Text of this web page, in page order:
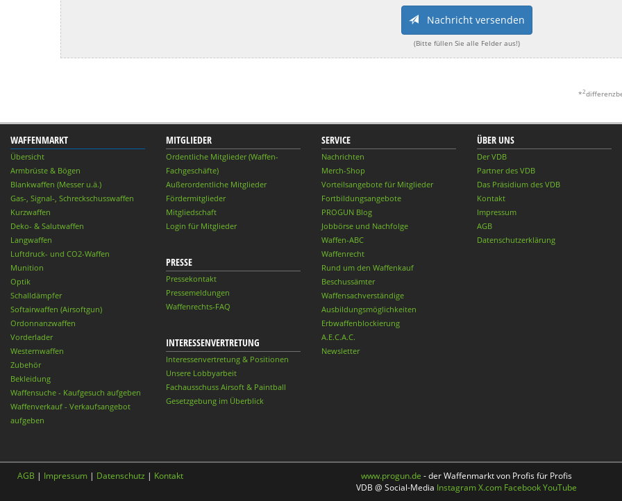
Nachricht versenden
(Bitte füllen Sie alle Felder aus!)
*2
WAFFENMARKT
Übersicht
Armbrüste & Bögen
Blankwaffen (Messer u.ä.)
Gas-, Signal-, Schreckschusswaffen
Kurzwaffen
Deko- & Salutwaffen
Langwaffen
Luftdruck- und CO2-Waffen
Munition
Optik
Schalldämpfer
Softairwaffen (Airsoftgun)
Ordonnanzwaffen
Vorderlader
Westernwaffen
Zubehör
Bekleidung
Waffensuche - Kaufgesuch aufgeben
Waffenverkauf - Verkaufsangebot
aufgeben
MITGLIEDER
Ordentliche Mitglieder (Waffen-
Fachgeschäfte)
Außerordentliche Mitglieder
Fördermitglieder
Mitgliedschaft
Login für Mitglieder
PRESSE
Pressekontakt
Pressemeldungen
Waffenrechts-FAQ
INTERESSENVERTRETUNG
Interessenvertretung & Positionen
Unsere Lobbyarbeit
Fachausschuss Airsoft & Paintball
Gesetzgebung im Überblick
SERVICE
Nachrichten
Merch-Shop
Vorteilsangebote für Mitglieder
Fortbildungsangebote
PROGUN Blog
Jobbörse und Nachfolge
Waffen-ABC
Waffenrecht
Rund um den Waffenkauf
Beschussämter
Waffensachverständige
Ausbildungsmöglichkeiten
Erbwaffenblockierung
A.E.C.A.C.
Newsletter
ÜBER UNS
Der VDB
Partner des VDB
Das Präsidium des VDB
Kontakt
Impressum
AGB
Datenschutzerklärung
AGB | Impressum | Datenschutz | Kontakt www.progun.de - der Waffenmarkt von Profis für Profis
VDB @ Social-Media InstagramX.com FacebookYouTube